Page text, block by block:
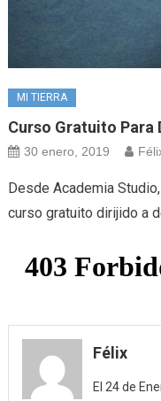
MI TIERRA
Curso Gratuito Para
30 enero, 2019
Desde Academia
curso gratuito dirijido a
Félix
El 24 de